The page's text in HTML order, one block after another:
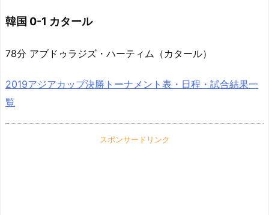
韓国 0-1 カタール
78分 アブドゥラジズ・ハーティム（カタール）
2019アジアカップ決勝トーナメント表・日程・試合結果一
覧
スポンサードリンク